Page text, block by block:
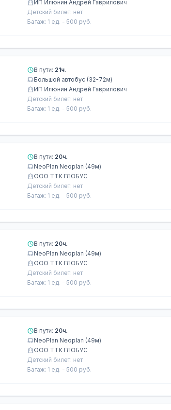
ИП Илюнин Андрей Гаврилович
Детский билет: нет
Багаж: 1 ед. - 500 руб.
В пути: 21ч.
Большой автобус (32-72м)
ИП Илюнин Андрей Гаврилович
Детский билет: нет
Багаж: 1 ед. - 500 руб.
В пути: 20ч.
NeoPlan Neoplan (49м)
ООО ТТК ГЛОБУС
Детский билет: нет
Багаж: 1 ед. - 500 руб.
В пути: 20ч.
NeoPlan Neoplan (49м)
ООО ТТК ГЛОБУС
Детский билет: нет
Багаж: 1 ед. - 500 руб.
В пути: 20ч.
NeoPlan Neoplan (49м)
ООО ТТК ГЛОБУС
Детский билет: нет
Багаж: 1 ед. - 500 руб.